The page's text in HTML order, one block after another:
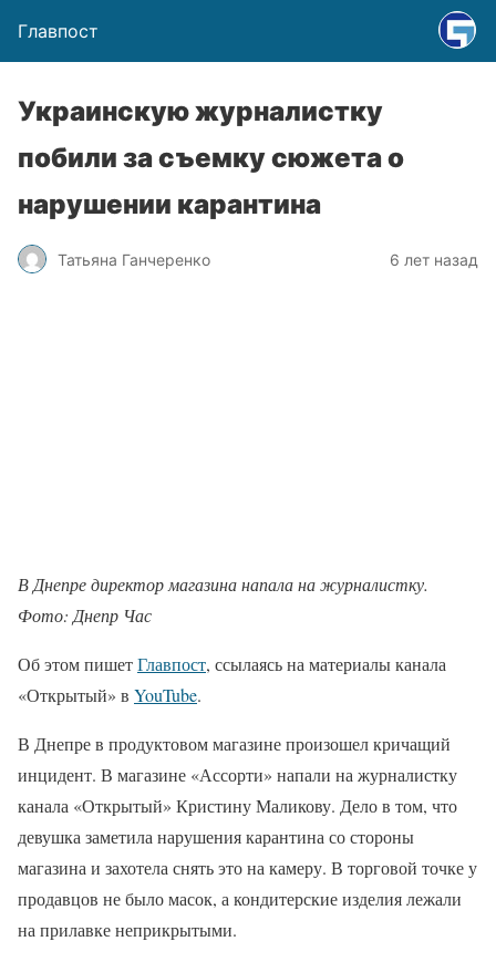
Главпост
Украинскую журналистку
побили за съемку сюжета о
нарушении карантина
Татьяна Ганчеренко 6 лет назад
В Днепре директор магазина напала на журналистку.
Фото: Днепр Час
Об этом пишетГлавпост, ссылаясь на материалы канала
«Открытый» в YouTube.
В Днепре в продуктовом магазине произошел кричащий
инцидент. В магазине «Ассорти» напали на журналистку
канала «Открытый» Кристину Маликову. Дело в том, что
девушка заметила нарушения карантина со стороны
магазина и захотела снять это на камеру. В торговой точке у
продавцов не было масок, а кондитерские изделия лежали
на прилавке неприкрытыми.